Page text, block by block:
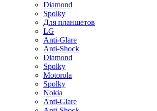
Diamond
Spolky
Для планшетов
LG
Anti-Glare
Anti-Shock
Diamond
Spolky
Motorola
Spolky
Nokia
Anti-Glare